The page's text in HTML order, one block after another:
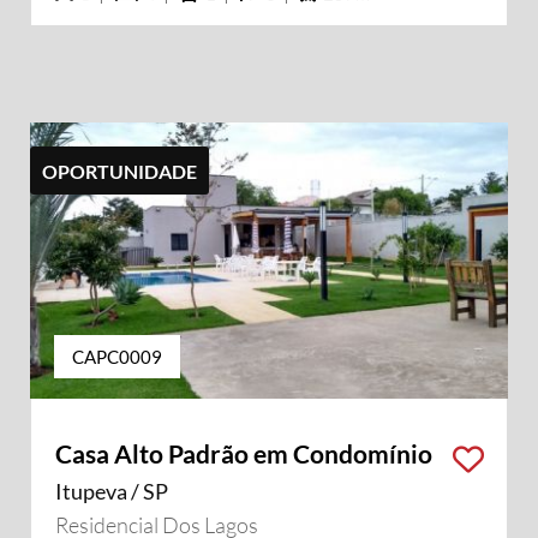
OPORTUNIDADE
CAPC0009
Casa Alto Padrão em Condomínio
Itupeva / SP
Residencial Dos Lagos